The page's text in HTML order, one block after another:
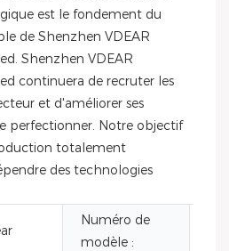
est le fondement du
de Shenzhen VDEAR
Shenzhen VDEAR
continuera de recruter les
et d'améliorer ses
perfectionner. Notre objectif
totalement
des technologies
Numéro de
modèle :